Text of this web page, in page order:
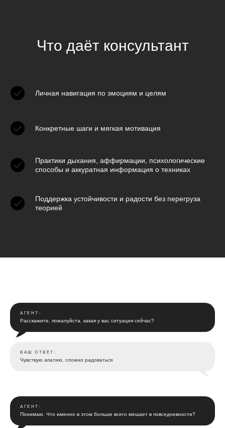
Что даёт консультант
Личная навигация по эмоциям и целям
Конкретные шаги и мягкая мотивация
Практики дыхания, аффирмации, психологические
способы и аккуратная информация о техниках
Поддержка устойчивости и радости без перегруза
теорией
АГЕНТ:
Расскажите, пожалуйста, какая у вас ситуация сейчас?
ВАШ ОТВЕТ:
Чувствую апатию, сложно радоваться
АГЕНТ:
Понимаю. Что именно в этом больше всего мешает в повседневности?